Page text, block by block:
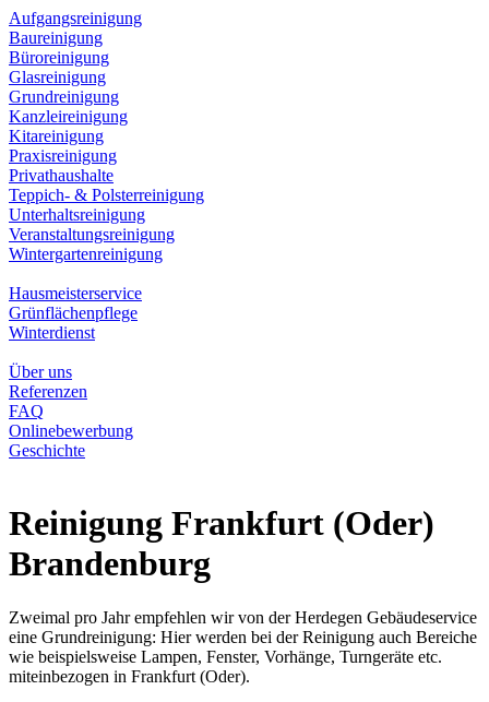
Aufgangsreinigung
Baureinigung
Büroreinigung
Glasreinigung
Grundreinigung
Kanzleireinigung
Kitareinigung
Praxisreinigung
Privathaushalte
Teppich- & Polsterreinigung
Unterhaltsreinigung
Veranstaltungsreinigung
Wintergartenreinigung
Hausmeisterservice
Grünflächenpflege
Winterdienst
Über uns
Referenzen
FAQ
Onlinebewerbung
Geschichte
Reinigung Frankfurt (Oder)
Brandenburg
Zweimal pro Jahr empfehlen wir von der Herdegen Gebäudeservice
eine Grundreinigung: Hier werden bei der Reinigung auch Bereiche
wie beispielsweise Lampen, Fenster, Vorhänge, Turngeräte etc.
miteinbezogen in Frankfurt (Oder).